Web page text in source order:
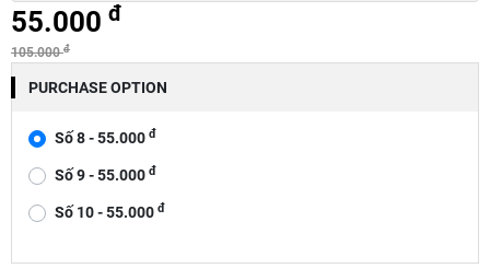
55.000 đ
105.000đ
PURCHASE OPTION
Số 8 - 55.000 đ
Số 9 - 55.000 đ
Số 10 - 55.000 đ